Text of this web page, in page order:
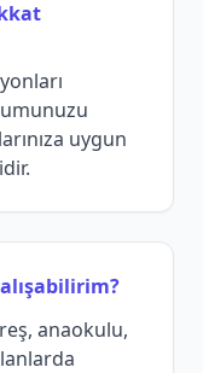
uygun
anaokulu,